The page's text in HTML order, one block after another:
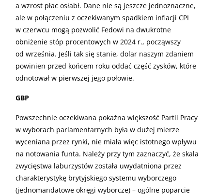
a wzrost płac osłabł. Dane nie są jeszcze jednoznaczne,
ale w połączeniu z oczekiwanym spadkiem inflacji CPI
w czerwcu mogą pozwolić Fedowi na dwukrotne
obniżenie stóp procentowych w 2024 r., począwszy
od września. Jeśli tak się stanie, dolar naszym zdaniem
powinien przed końcem roku oddać część zysków, które
odnotował w pierwszej jego połowie.
GBP
Powszechnie oczekiwana pokaźna większość Partii Pracy
w wyborach parlamentarnych była w dużej mierze
wyceniana przez rynki, nie miała więc istotnego wpływu
na notowania funta. Należy przy tym zaznaczyć, że skala
zwycięstwa laburzystów została uwydatniona przez
charakterystykę brytyjskiego systemu wyborczego
(jednomandatowe okręgi wyborcze) – ogólne poparcie